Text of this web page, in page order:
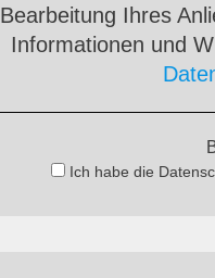
Bearbeitung Ihres
Informationen und
Ich habe die